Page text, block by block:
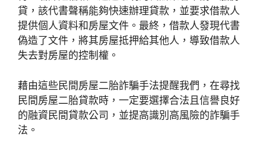
貸，該代書聲稱能夠快速辦理貸款，並要求借款人
提供個人資料和房屋文件。最終，借款人發現代書
偽造了文件，將其房屋抵押給其他人，導致借款人
失去對房屋的控制權。
藉由這些民間房屋二胎詐騙手法提醒我們，在尋找
民間房屋二胎貸款時，一定要選擇合法且信譽良好
的融資民間貸款公司，並提高識別高風險的詐騙手
法。